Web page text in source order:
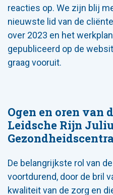
reacties op. We zijn blij
nieuwste lid van de
over 2023 en het
gepubliceerd op de
graag vooruit.
Ogen en oren van
Leidsche Rijn
Gezondheidscentra
De belangrijkste rol van
voortdurend, door de bril
kwaliteit van de zorg en